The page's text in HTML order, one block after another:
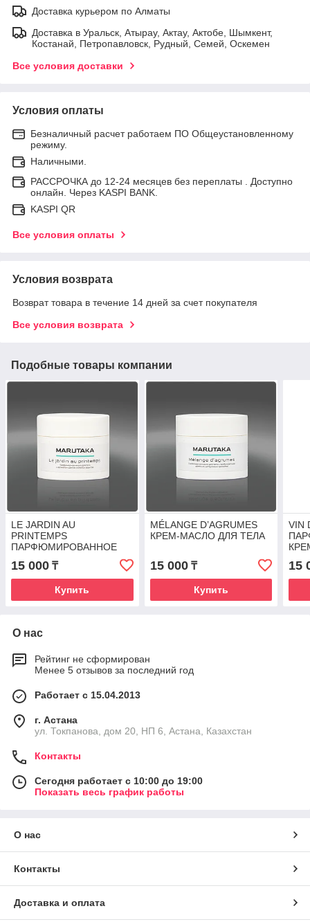
Доставка курьером по Алматы
Доставка в Уральск, Атырау, Актау, Актобе, Шымкент,
Костанай, Петропавловск, Рудный, Семей, Оскемен
Все условия доставки
Условия оплаты
Безналичный расчет работаем ПО Общеустановленному
режиму.
Наличными.
РАССРОЧКА до 12-24 месяцев без переплаты . Доступно
онлайн. Через KASPI BANK.
KASPI QR
Все условия оплаты
Условия возврата
Возврат товара в течение 14 дней за счет покупателя
Все условия возврата
Подобные товары компании
LE JARDIN AU
PRINTEMPS
ПАРФЮМИРОВАННОЕ
КРЕМ-МАСЛО ДЛЯ ТЕЛА
15 000 ₸
Купить
MÉLANGE D’AGRUMES
КРЕМ-МАСЛО ДЛЯ ТЕЛА
15 000₸
Купить
VIN
15
О нас
Рейтинг не сформирован
Менее 5 отзывов за последний год
Работает с 15.04.2013
г. Астана
ул. Токпанова, дом 20, НП 6, Астана, Казахстан
Контакты
Сегодня работает с 10:00 до 19:00
Показать весь график работы
О нас
Контакты
Доставка и оплата